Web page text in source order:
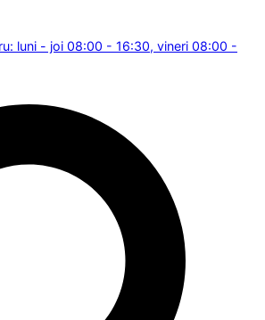
luni - joi 08:00 - 16:30, vineri 08:00 -